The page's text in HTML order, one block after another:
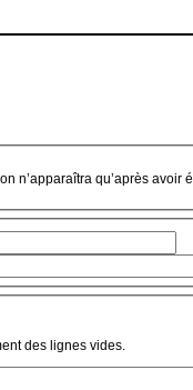
n’apparaîtra qu’après avoir
des lignes vides.